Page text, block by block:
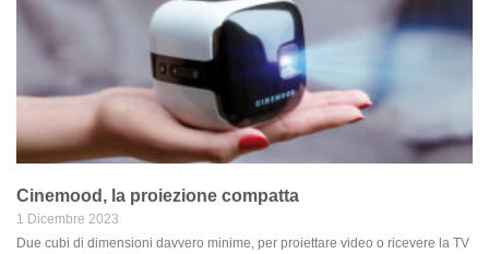
Cinemood, la proiezione compatta
1 Dicembre 2023
Due cubi di dimensioni davvero minime, per proiettare video o ricevere la TV